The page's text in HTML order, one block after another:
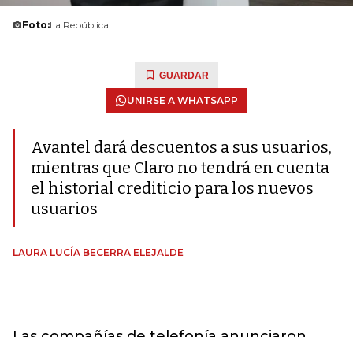
Foto:La República
GUARDAR
UNIRSE A WHATSAPP
Avantel dará descuentos a sus usuarios,
mientras que Claro no tendrá en cuenta
el historial crediticio para los nuevos
usuarios
LAURA LUCÍA BECERRA ELEJALDE